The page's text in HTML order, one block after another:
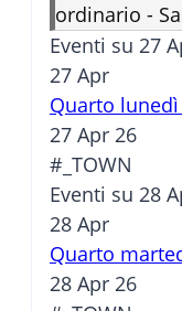
ordinario -
Eventi su 27
27 Apr
Quarto
27 Apr 26
#_TOWN
Eventi su 28
28 Apr
Quarto
28 Apr 26